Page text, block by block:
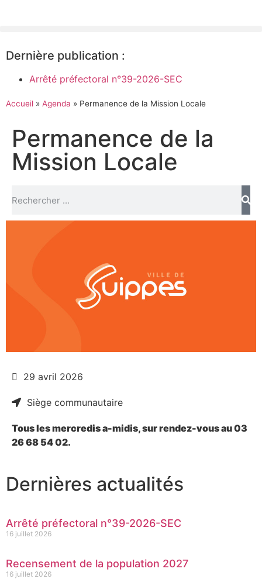
Dernière publication :
Arrêté préfectoral n°39-2026-SEC
Accueil » Agenda » Permanence de la Mission Locale
Permanence de la
Mission Locale
Tous les mercredis a-midis, sur rendez-vous au 03
26 68 54 02.
29 avril 2026
Siège communautaire
Dernières actualités
Arrêté préfectoral n°39-2026-SEC
16 juillet 2026
Recensement de la population 2027
16 juillet 2026